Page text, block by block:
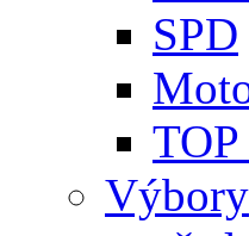
SPD
TOP
Výbory